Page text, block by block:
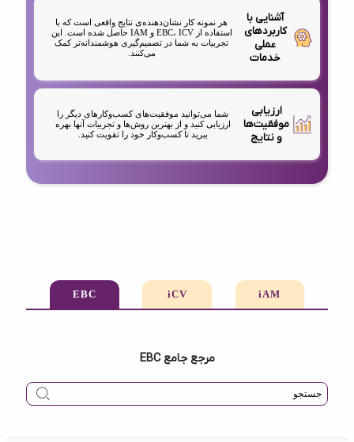
آشنایی با
کاربردهای
عملی
خدمات
هر نمونه کار نشان‌دهنده‌ی نتایج واقعی است که با
استفاده از EBC، ICV و IAM حاصل شده است. این
تجربیات به شما در تصمیم‌گیری هوشمندانه‌تر کمک
می‌کنند.
ارزیابی
موفقیت‌ها
و نتایج
شما می‌توانید موفقیت‌های کسب‌وکارهای دیگر را
ارزیابی کنید و از بهترین روش‌ها و تجربیات آنها بهره
ببرید تا کسب‌وکار خود را تقویت کنید.
iAM
iCV
EBC
مرجع جامع EBC